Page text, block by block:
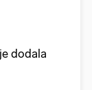
dodala